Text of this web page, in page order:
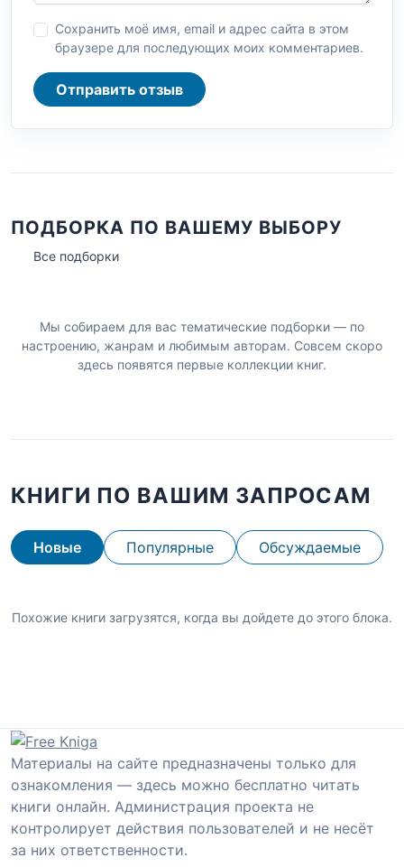
Сохранить моё имя, email и адрес сайта в этом
браузере для последующих моих комментариев.
Отправить отзыв
ПОДБОРКА ПО ВАШЕМУ ВЫБОРУ
Все подборки
Мы собираем для вас тематические подборки — по
настроению, жанрам и любимым авторам. Совсем скоро
здесь появятся первые коллекции книг.
КНИГИ ПО ВАШИМ ЗАПРОСАМ
Новые Популярные Обсуждаемые
Похожие книги загрузятся, когда вы дойдете до этого блока.
Материалы на сайте предназначены только для
ознакомления — здесь можно бесплатно читать
книги онлайн. Администрация проекта не
контролирует действия пользователей и не несёт
за них ответственности.